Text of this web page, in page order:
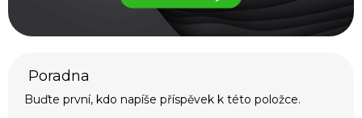
Buďte první, kdo napíše příspěvek k této položce.